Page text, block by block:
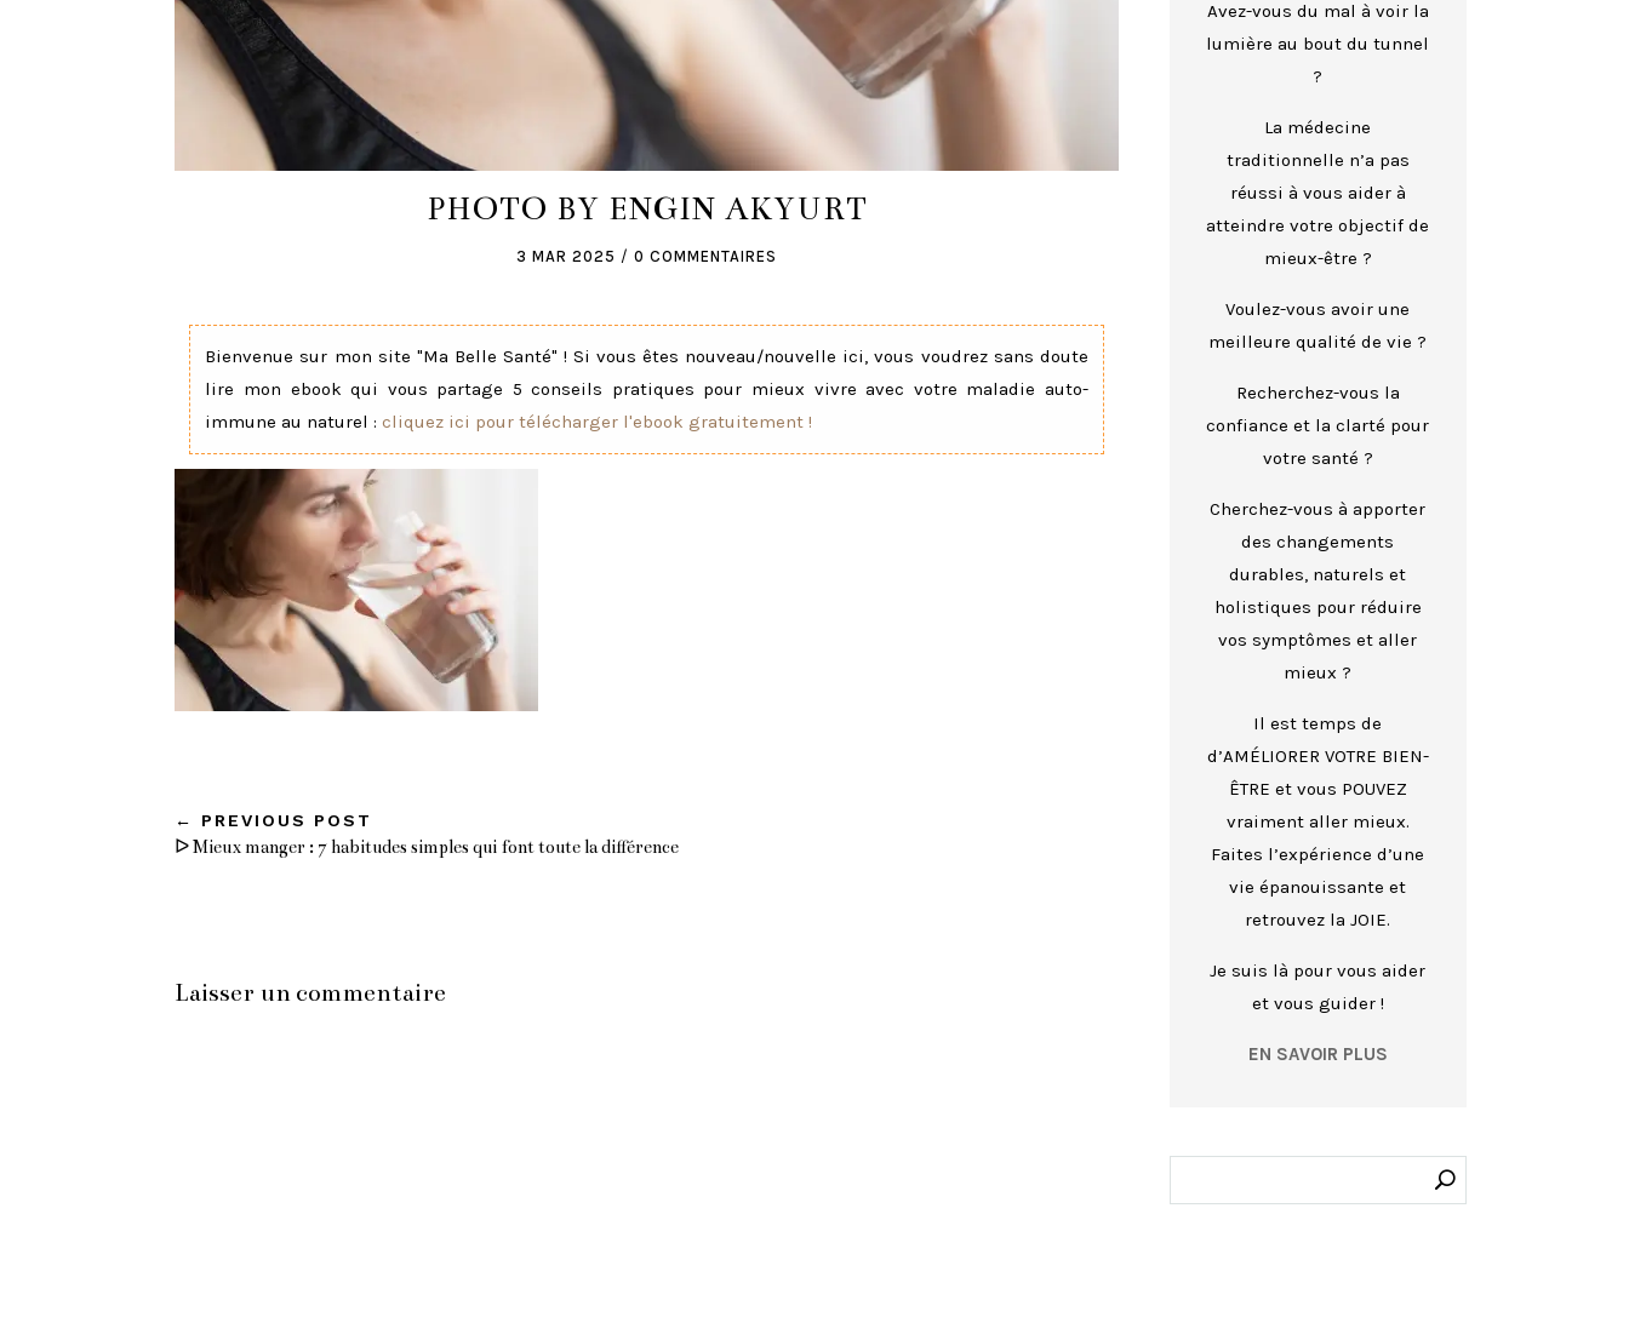
PHOTO BY ENGIN AKYURT
3 MAR 2025 /0 COMMENTAIRES
Bienvenue sur mon site "Ma Belle Santé" ! Si vous êtes nouveau/nouvelle ici, vous voudrez sans doute
lire mon ebook qui vous partage 5 conseils pratiques pour mieux vivre avec votre maladie auto-
immune au naturel :cliquez ici pour télécharger l'ebook gratuitement !
← PREVIOUS POST
ᐅ Mieux manger : 7 habitudes simples qui font toute la différence
Laisser un commentaire
Avez-vous du mal à voir la
lumière au bout du tunnel
?
La médecine
traditionnelle n’a pas
réussi à vous aider à
atteindre votre objectif de
mieux-être ?
Voulez-vous avoir une
meilleure qualité de vie ?
Recherchez-vous la
confiance et la clarté pour
votre santé ?
Cherchez-vous à apporter
des changements
durables, naturels et
holistiques pour réduire
vos symptômes et aller
mieux ?
Il est temps de
d’AMÉLIORER VOTRE BIEN-
ÊTRE et vous POUVEZ
vraiment aller mieux.
Faites l’expérience d’une
vie épanouissante et
retrouvez la JOIE.
Je suis là pour vous aider
et vous guider !
EN SAVOIR PLUS